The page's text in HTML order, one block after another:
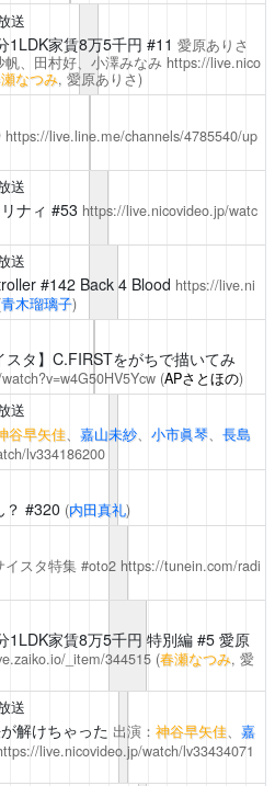
送
1LDK家賃8万5千円 #11 愛原ありさ
、田村好、小澤みなみ https://live.nico
なつみ, 愛原ありさ)
https://live.line.me/channels/4785540/up
送
ナィ #53 https://live.nicovideo.jp/watc
送
#142 Back 4 Blood https://live.ni
青木瑠璃子)
スタ】C.FIRSTをがちで描いてみ
(APさとほの)
送
谷早矢佳、 嘉山未紗、 小市眞琴、 長島
lv334186200
#320 (内田真礼)
イスタ特集 #oto2 https://tunein.com/radi
1LDK家賃8万5千円 特別編 #5 愛原
_item/344515 (春瀬なつみ, 愛
送
解けちゃった 出演： 神谷早矢佳、 嘉
live.nicovideo.jp/watch/lv33434071